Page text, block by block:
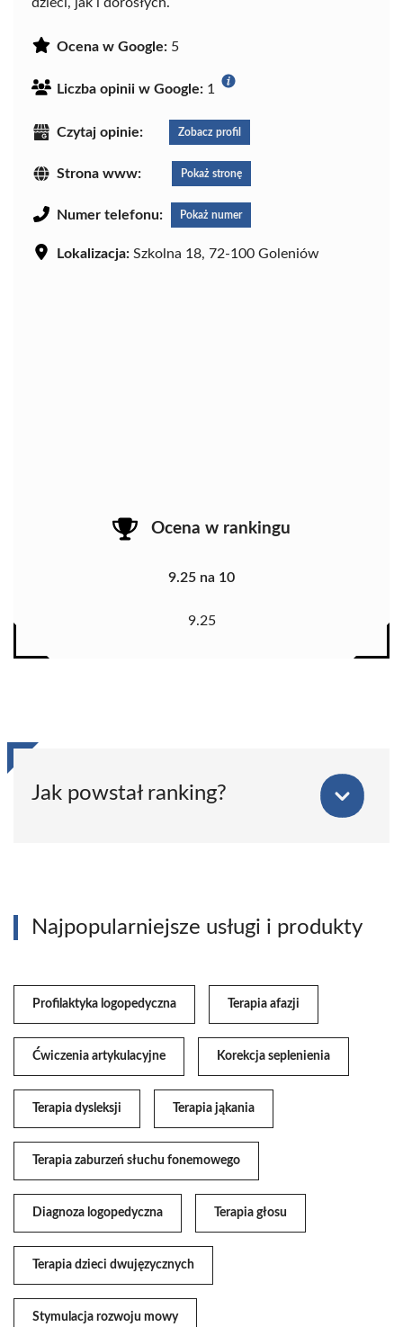
Ocena w Google: 5
Liczba opinii w Google: 1
Czytaj opinie: Zobacz profil
Strona www: Pokaż stronę
Numer telefonu: Pokaż numer
Lokalizacja: Szkolna 18, 72-100 Goleniów
Ocena w rankingu
9.25 na 10
9.25
Jak powstał ranking?
Najpopularniejsze usługi i produkty
Profilaktyka logopedyczna Terapia afazji
Ćwiczenia artykulacyjne Korekcja seplenienia
Terapia dysleksji Terapia jąkania
Terapia zaburzeń słuchu fonemowego
Diagnoza logopedyczna Terapia głosu
Terapia dzieci dwujęzycznych
Stymulacja rozwoju mowy